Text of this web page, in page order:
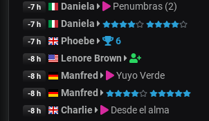
-7 h Daniela Penumbras (2)
-7 h Daniela
-7 h Phoebe 6
-8 h Lenore Brown
-8 h Manfred Yuyo Verde
-8 h Manfred
-8 h Charlie Desde el alma